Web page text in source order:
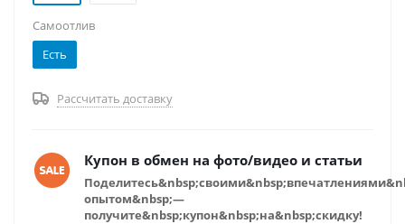
Самоотлив
Есть
Рассчитать доставку
Купон в обмен на фото/видео и статьи
опытом&nbsp;—
получите&nbsp;купон&nbsp;на&nbsp;скидку!